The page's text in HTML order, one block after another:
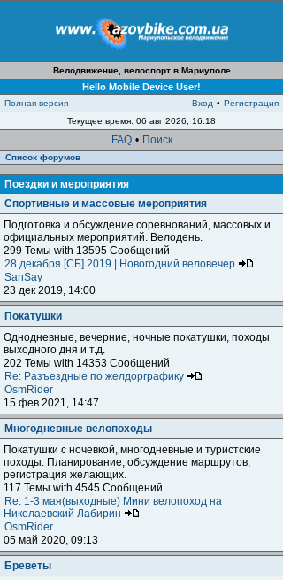
Велодвижение, велоспорт в Мариуполе
Hello Mobile Device User!
Полная версия Вход • Регистрация
Текущее время: 06 авг 2026, 16:18
FAQ • Поиск
Список форумов
Поездки и мероприятия
Спортивные и массовые мероприятия
Подготовка и обсуждение соревнований, массовых и
официальных мероприятий. Велодень.
299 Темы with 13595 Сообщений
28 декабря [СБ] 2019 | Новогодний веловечер
SanSay
23 дек 2019, 14:00
Покатушки
Однодневные, вечерние, ночные покатушки, походы
выходного дня и т.д.
202 Темы with 14353 Сообщений
Re: Разъездные по желдорграфику
OsmRider
15 фев 2021, 14:47
Многодневные велопоходы
Покатушки с ночевкой, многодневные и туристские
походы. Планирование, обсуждение маршрутов,
регистрация желающих.
117 Темы with 4545 Сообщений
Re: 1-3 мая(выходные) Мини велопоход на
Николаевский Лабирин
OsmRider
05 май 2020, 09:13
Бреветы